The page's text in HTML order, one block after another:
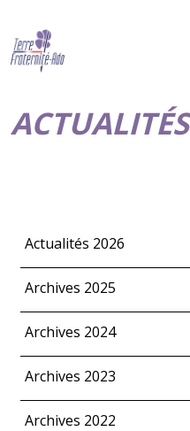
ACTUALITÉS
Actualités 2026
Archives 2025
Archives 2024
Archives 2023
Archives 2022